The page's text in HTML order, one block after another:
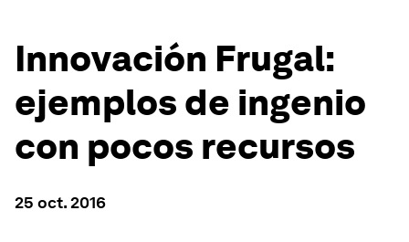
Innovación Frugal:
ejemplos de ingenio
con pocos recursos
25 oct. 2016